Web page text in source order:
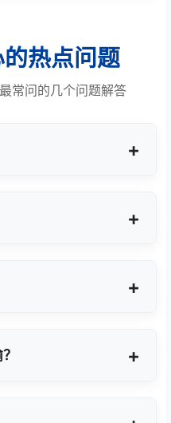
热点问题
常问的几个问题解答